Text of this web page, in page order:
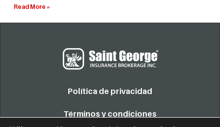
Read More »
Política de privacidad
Términos y condiciones